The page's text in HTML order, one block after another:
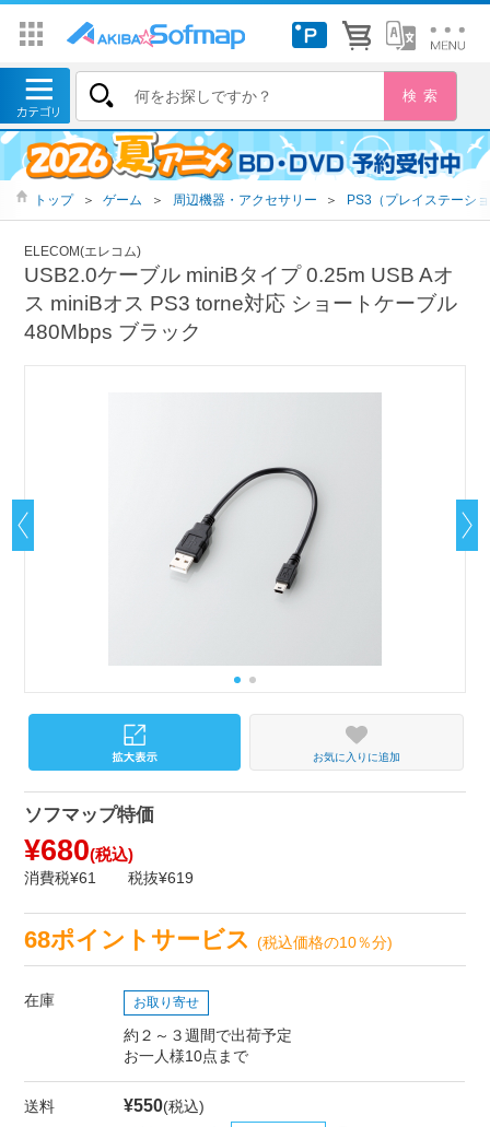
トップ ＞ ゲーム ＞ 周辺機器・アクセサリー ＞ PS3（プレイステーシ
ELECOM(エレコム)
USB2.0ケーブル miniBタイプ 0.25m USB Aオ
ス miniBオス PS3 torne対応 ショートケーブル
480Mbps ブラック
お気に入りに追加
ソフマップ特価
¥680(税込)
消費税¥61 税抜¥619
68ポイントサービス(税込価格の10％分)
在庫 お取り寄せ
約２～３週間で出荷予定
お一人様10点まで
送料 ¥550(税込)